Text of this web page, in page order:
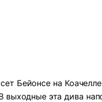
Бейонсе на
выходные эта дива